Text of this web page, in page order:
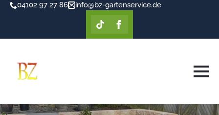
04102 97 27 86 info@bz-gartenservice.de